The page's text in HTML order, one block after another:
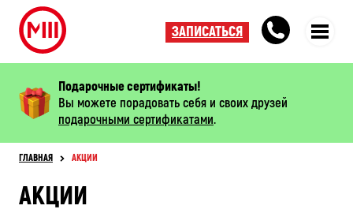
Подарочные сертификаты!
Вы можете порадовать себя и своих друзей
подарочными сертификатами.
ГЛАВНАЯ АКЦИИ
АКЦИИ
ЗАПИСАТЬСЯ